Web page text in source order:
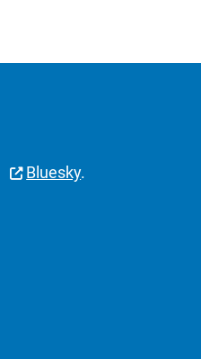
Bluesky.